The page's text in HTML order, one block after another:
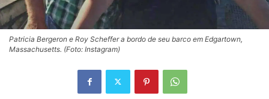
Patricia Bergeron e Roy Scheffer a bordo de seu barco em Edgartown,
Massachusetts. (Foto: Instagram)